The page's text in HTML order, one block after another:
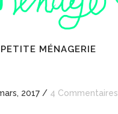
MÉNAGERIE
2017 / 4 Commentaires